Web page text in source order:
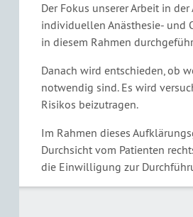
Der Fokus unserer Arbeit in
individuellen Anästhesie- und
in diesem Rahmen
Danach wird entschieden, ob
notwendig sind. Es wird
Risikos beizutragen.
Im Rahmen dieses
Durchsicht vom Patienten
die Einwilligung zur